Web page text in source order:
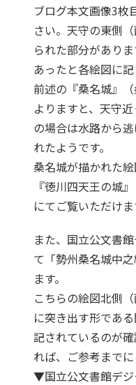
ブログ本文画像3枚
さい。天守の東側
られた部分があり
あったと各絵図に記
前述の『桑名城』
よりますと、天守
の場合は水路から
れたようです。
桑名城が描かれた
『徳川四天王の城
にてご覧いただけま
また、国立公文書
て「勢州桑名城中
ます。
こちらの絵図北側
に突き出す形であ
記されているのが
れば、ご参考までに
▼国立公文書館デジ